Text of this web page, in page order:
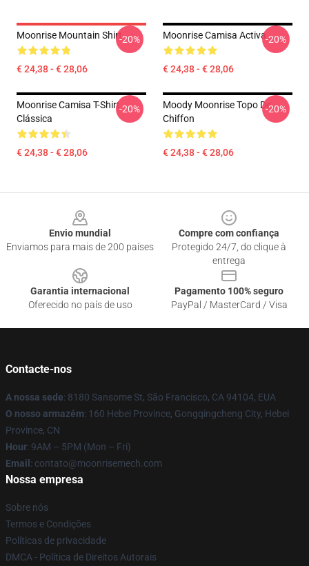
Moonrise Mountain Shirt
€ 24,38 - € 28,06
-20% Moonrise Camisa Activa
€ 24,38 - € 28,06
-20%
Moonrise Camisa T-Shirt
Clássica
€ 24,38 - € 28,06
-20%
Moody Moonrise Topo De
Chiffon
€ 24,38 - € 28,06
-20%
Envio mundial
Enviamos para mais de 200 países
Compre com confiança
Protegido 24/7, do clique à
entrega
Garantia internacional
Oferecido no país de uso
Pagamento 100% seguro
PayPal / MasterCard / Visa
Contacte-nos
A nossa sede: 8180 Sansome St, São Francisco, CA 94104, EUA
O nosso armazém: 160 Hebei Province, Gongqingcheng City, Hebei
Province, CN
Hour: 9AM – 5PM (Mon – Fri)
Email : contato@moonrisemech.com
Nossa empresa
Sobre nós
Termos e Condições
Políticas de privacidade
DMCA - Política de Direitos Autorais